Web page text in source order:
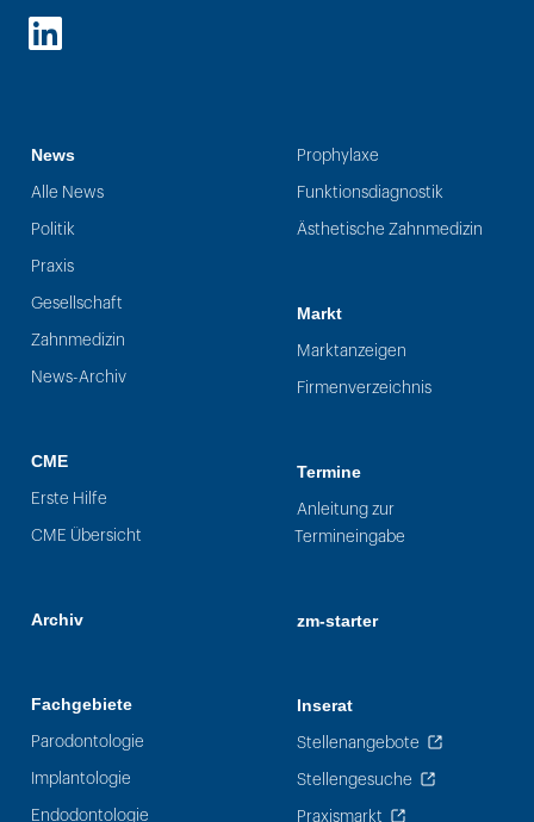
LinkedIn
News
Alle News
Politik
Praxis
Gesellschaft
Zahnmedizin
News-Archiv
CME
Erste Hilfe
CME Übersicht
Archiv
Fachgebiete
Parodontologie
Implantologie
Endodontologie
Prophylaxe
Funktionsdiagnostik
Ästhetische Zahnmedizin
Markt
Marktanzeigen
Firmenverzeichnis
Termine
Anleitung zur
Termineingabe
zm-starter
Inserat
Stellenangebote
Stellengesuche
Praxismarkt